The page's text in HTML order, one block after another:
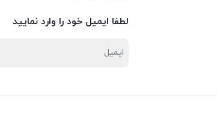
لطفا ایمیل خود را وارد نمایید